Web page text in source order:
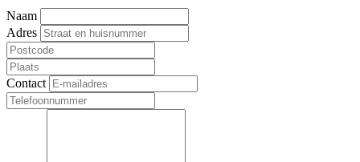
Naam
Adres
Contact